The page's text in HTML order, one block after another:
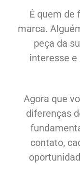
É quem de
marca.
peça da
interesse e
Agora que
diferenças
contato,